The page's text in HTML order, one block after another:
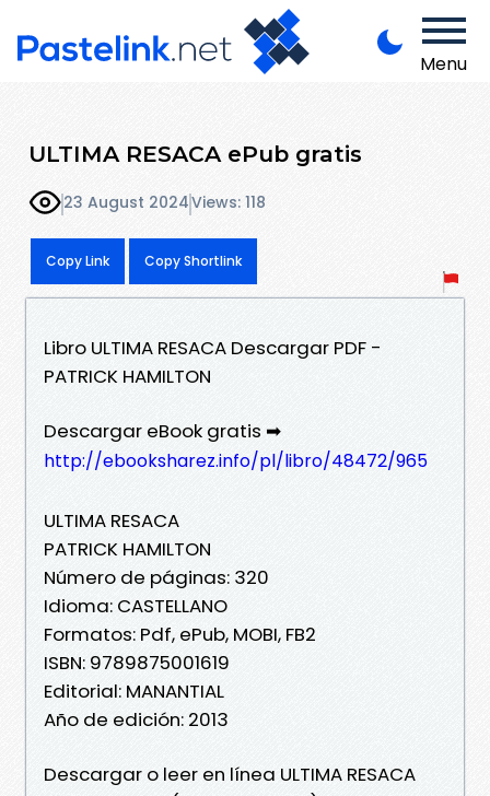
Menu
ULTIMA RESACA ePub gratis
23 August 2024Views: 118
Copy Link Copy Shortlink
Libro ULTIMA RESACA Descargar PDF -
PATRICK HAMILTON
Descargar eBook gratis ➡
http://ebooksharez.info/pl/libro/48472/965
ULTIMA RESACA
PATRICK HAMILTON
Número de páginas: 320
Idioma: CASTELLANO
Formatos: Pdf, ePub, MOBI, FB2
ISBN: 9789875001619
Editorial: MANANTIAL
Año de edición: 2013
Descargar o leer en línea ULTIMA RESACA